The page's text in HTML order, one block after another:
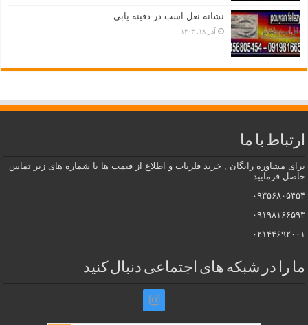
نشانه نعل اسب در دفینه یابی
آذر ۱۸, ۱۴۰۳
ارتباط با ما
برای مشاوره رایگان , خرید فلزیاب و اطلاع از قیمت ها با شماره های زیر تماس
حاصل فرمایید.
۰۹۳۵۶۸۰۵۴۵۴
۰۹۱۹۸۱۶۶۵۹۳
۰۲۱۴۴۶۹۲۰۰۱
ما را در شبکه های اجتماعی دنبال کنید